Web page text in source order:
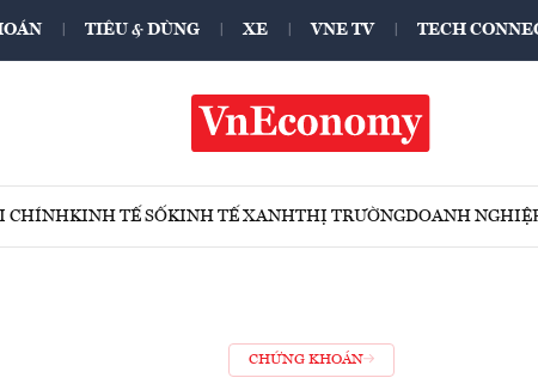
TIÊU & DÙNG XE VNE TV TECH
CHÍNHKINH TẾ SỐKINH TẾ XANHTHỊ TRƯỜNGDOANH
CHỨNG KHOÁN